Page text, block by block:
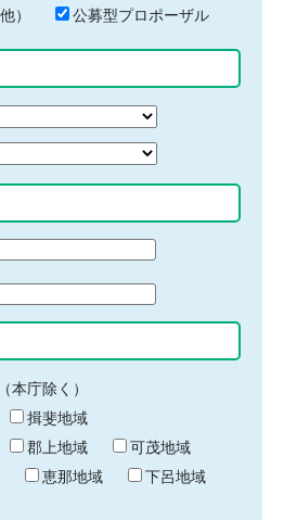
）
公募型プロポーザル
本庁除く）
揖斐地域
郡上地域
可茂地域
恵那地域
下呂地域